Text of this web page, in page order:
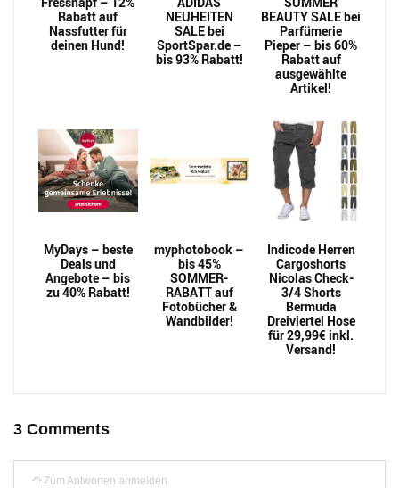
Rabatt auf
Nassfutter für
deinen Hund!
NEUHEITEN
SALE bei
SportSpar.de –
bis 93% Rabatt!
BEAUTY SALE bei
Parfümerie
Pieper – bis 60%
Rabatt auf
ausgewählte
Artikel!
MyDays – beste
Deals und
Angebote – bis
zu 40% Rabatt!
myphotobook –
bis 45%
SOMMER-
RABATT auf
Fotobücher &
Wandbilder!
Indicode Herren
Cargoshorts
Nicolas Check-
3/4 Shorts
Bermuda
Dreiviertel Hose
für 29,99€ inkl.
Versand!
3 Comments
Zum Antworten anmelden